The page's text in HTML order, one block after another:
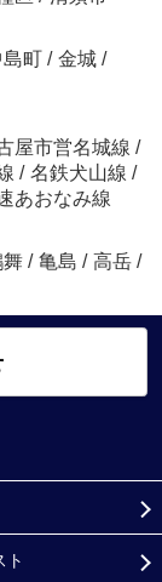
島町 / 金城 /
屋市営名城線 /
/ 名鉄犬山線 /
あおなみ線
舞 / 亀島 / 高岳 /
ト